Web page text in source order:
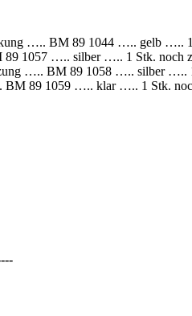
….. BM 89 1044 ….. gelb ….. 1
1057 ….. silber ….. 1 Stk. noch
….. BM 89 1058 ….. silber …..
89 1059 ….. klar ….. 1 Stk.